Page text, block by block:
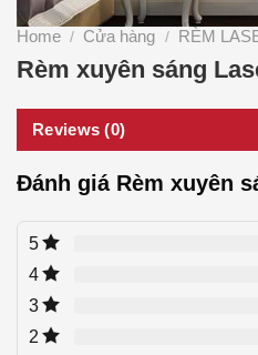
Home / Cửa hàng / RÈM
Rèm xuyên sáng
Reviews (0)
Đánh giá Rèm xuyên
5
4
3
2